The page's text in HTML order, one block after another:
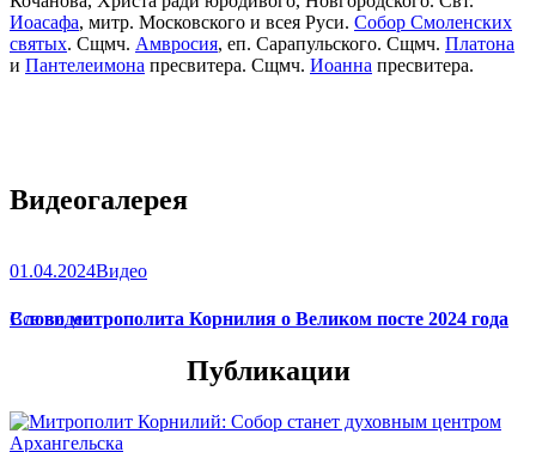
Иоасафа, митр. Московского и всея Руси. Собор Смоленских
святых. Сщмч. Амвросия, еп. Сарапульского. Сщмч. Платона
и Пантелеимона пресвитера. Сщмч. Иоанна пресвитера.
Видеогалерея
01.04.2024Видео
Слово митрополита Корнилия о Великом посте 2024 года
Все видео
Публикации